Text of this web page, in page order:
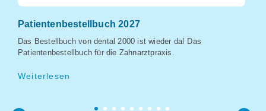
Patientenbestellbuch 2027
Das Bestellbuch von dental 2000 ist wieder da! Das
Patientenbestellbuch für die Zahnarztpraxis.
Weiterlesen